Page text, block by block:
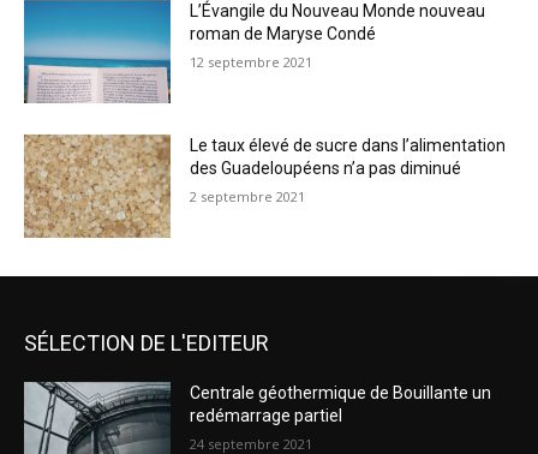
L’Évangile du Nouveau Monde nouveau
roman de Maryse Condé
12 septembre 2021
Le taux élevé de sucre dans l’alimentation
des Guadeloupéens n’a pas diminué
2 septembre 2021
SÉLECTION DE L'EDITEUR
Centrale géothermique de Bouillante un
redémarrage partiel
24 septembre 2021